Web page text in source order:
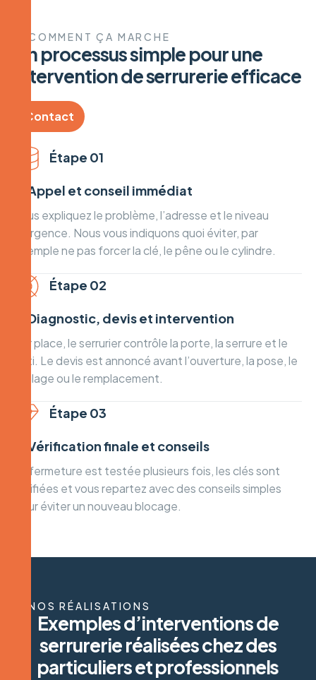
COMMENT ÇA MARCHE
nprocessussimplepourune
terventiondeserrurerieefficace
Contact
① Appel et conseil immédiat
Vous expliquez le problème, l’adresse et le niveau
d’urgence. Nous vous indiquons quoi éviter, par
exemple ne pas forcer la clé, le pêne ou le cylindre.
Étape 01
② Diagnostic, devis et intervention
Sur place, le serrurier contrôle la porte, la serrure et le
bâti. Le devis est annoncé avant l’ouverture, la pose, le
réglage ou le remplacement.
Étape 02
③ Vérification finale et conseils
La fermeture est testée plusieurs fois, les clés sont
vérifiées et vous repartez avec des conseils simples
pour éviter un nouveau blocage.
Étape 03
NOS RÉALISATIONS
Exemplesd’interventionsde
serrurerieréaliséeschezdes
particuliersetprofessionnels